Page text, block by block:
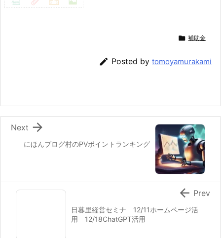
 補助金
 Posted by tomoyamurakami
にほんブログ村のPVポイントランキング

Next
日暮里経営セミナ 12/11ホームページ活
用 12/18ChatGPT活用
 Prev